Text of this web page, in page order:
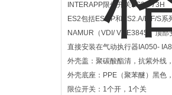
INTERAPP限位开关ES2.P73H
ES2包括ES2.P和ES2.A/B/F/S
NAMUR（VDI/ VDE3845）顶
直接安装在气动执行器IA050-
外壳盖：聚碳酸酯清，抗紫外线
外壳底座：PPE（聚苯醚）黑色
限位开关：1个开，1个关